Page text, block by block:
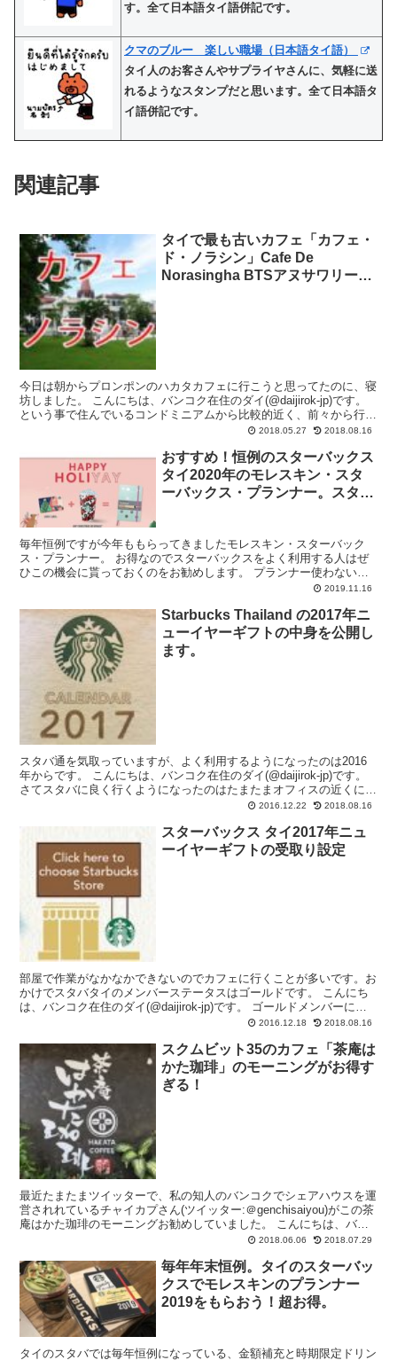
す。全て日本語タイ語併記です。
クマのブルー 楽しい職場（日本語タイ語）
タイ人のお客さんやサプライヤさんに、気軽に送
れるようなスタンプだと思います。全て日本語タ
イ語併記です。
関連記事
タイで最も古いカフェ「カフェ・
ド・ノラシン」Cafe De
Norasingha BTSアヌサワリー周
今日は朝からプロンポンのハカタカフェに行こうと思ってたのに、寝
坊しました。 こんにちは、バンコク在住のダイ(@daijirok-jp)です。
という事で住んでいるコンドミニアムから比較的近く、前々から行き
2018.05.27 2018.08.16
おすすめ！恒例のスターバックス
タイ2020年のモレスキン・スタ
ーバックス・プランナー。スタバ
毎年恒例ですが今年ももらってきましたモレスキン・スターバック
ス・プランナー。 お得なのでスターバックスをよく利用する人はぜ
ひこの機会に貰っておくのをお勧めします。 プランナー使わない？
お気に入りのプランナーがすでにある？ いやいや、別に自分...2019.11.16
Starbucks Thailand の2017年ニ
ューイヤーギフトの中身を公開し
ます。
スタバ通を気取っていますが、よく利用するようになったのは2016
年からです。 こんにちは、バンコク在住のダイ(@daijirok-jp)です。
さてスタバに良く行くようになったのはたまたまオフィスの近くにス
2016.12.22 2018.08.16
スターバックス タイ2017年ニュ
ーイヤーギフトの受取り設定
部屋で作業がなかなかできないのでカフェに行くことが多いです。お
かけでスタバタイのメンバーステータスはゴールドです。 こんにち
は、バンコク在住のダイ(@daijirok-jp)です。 ゴールドメンバーにな
2016.12.18 2018.08.16
スクムビット35のカフェ「茶庵は
かた珈琲」のモーニングがお得す
ぎる！
最近たまたまツイッターで、私の知人のバンコクでシェアハウスを運
営されれているチャイカプさん(ツイッター:＠genchisaiyou)がこの茶
庵はかた珈琲のモーニングお勧めしていました。 こんにちは、バン
2018.06.06 2018.07.29
毎年年末恒例。タイのスターバッ
クスでモレスキンのプランナー
2019をもらおう！超お得。
タイのスタバでは毎年恒例になっている、金額補充と時期限定ドリン